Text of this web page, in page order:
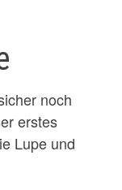
noch
erstes
Lupe und